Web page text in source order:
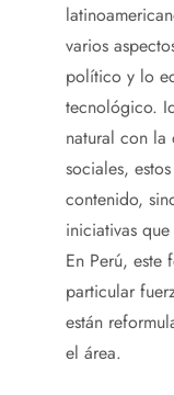
varios
político y lo
tecnológico.
natural con la
sociales,
contenido,
iniciativas
En Perú, este
particular
están
el área.